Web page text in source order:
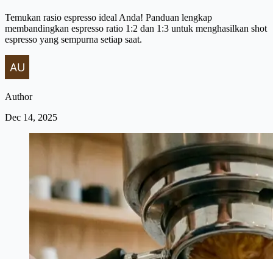
Temukan rasio espresso ideal Anda! Panduan lengkap
membandingkan espresso ratio 1:2 dan 1:3 untuk menghasilkan shot
espresso yang sempurna setiap saat.
Author
Dec 14, 2025